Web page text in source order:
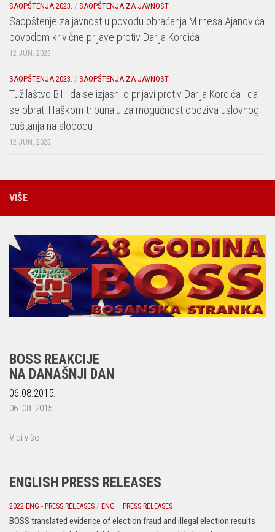
SAOPŠTENJA 2023. / SAOPŠTENJA ZA JAVNOST
Saopštenje za javnost u povodu obraćanja Mirnesa Ajanovića
povodom krivične prijave protiv Darija Kordića
12 JUN, 2023
SAOPŠTENJA 2023. / SAOPŠTENJA ZA JAVNOST
Tužilaštvo BiH da se izjasni o prijavi protiv Darija Kordića i da
se obrati Haškom tribunalu za mogućnost opoziva uslovnog
puštanja na slobodu
12 JUN, 2023
VIŠE
BOSS REAKCIJE
NA DANAŠNJI DAN
06.08.2015.
06. 08. 2015.
Vidi više
ENGLISH PRESS RELEASES
2022 ENG - PRESS RELEASES / ENG – PRESS RELEASES
BOSS translated evidence of election fraud and illegal election results